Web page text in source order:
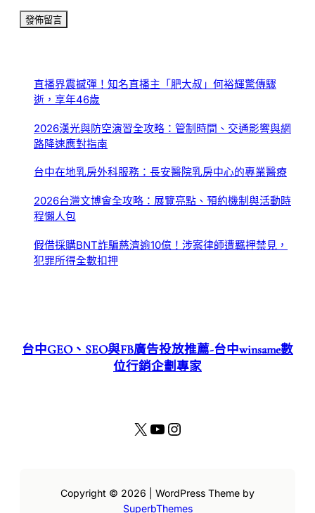
直播界震撼彈！知名直播主「肥大叔」何裕輝驚傳驟
逝，享年46歲
2026漢光與防空演習全攻略：管制時間、交通影響與網
路降速應對指南
台中在地乳房外科服務：長安醫院乳房中心的專業醫療
2026台灣文博會全攻略：展覽亮點、預約機制與活動時
程懶人包
假借採購BNT詐騙慈濟逾10億！涉案律師遭羈押禁見，
犯罪所得全數扣押
台中GEO、SEO與FB廣告投放推薦-台中winsame數
位行銷企劃專家
X YouTube Instagram
Copyright © 2026 | WordPress Theme by
SuperbThemes